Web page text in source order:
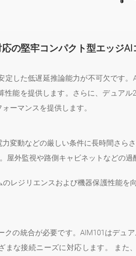
の堅牢コンパクト型エッジAI
した低遅延推論能力が不可欠です
能を提供します。さらに、デュアル
ーマンスを提供します。
変動などの厳しい条件に長時間さら
屋外監視や路側キャビネットなどの
レジリエンスおよび機器保護性能を
の統合が必要です。AIM101はデュア
な接続ニーズに対応します。 また